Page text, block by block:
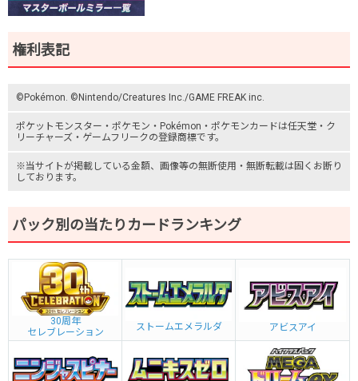
権利表記
©Pokémon. ©Nintendo/Creatures Inc./GAME FREAK inc.
ポケットモンスター ・ポケモン・Pokémon・ ポケモンカードは任天堂・ ク
リーチャーズ ・ ゲームフリークの登録商標です。
※当サイトが掲載している金額、画像等の無断使用・無断転載は固くお断り
しております。
パック別の当たりカードランキング
30周年
セレブレーション
ストームエメラルダ アビスアイ